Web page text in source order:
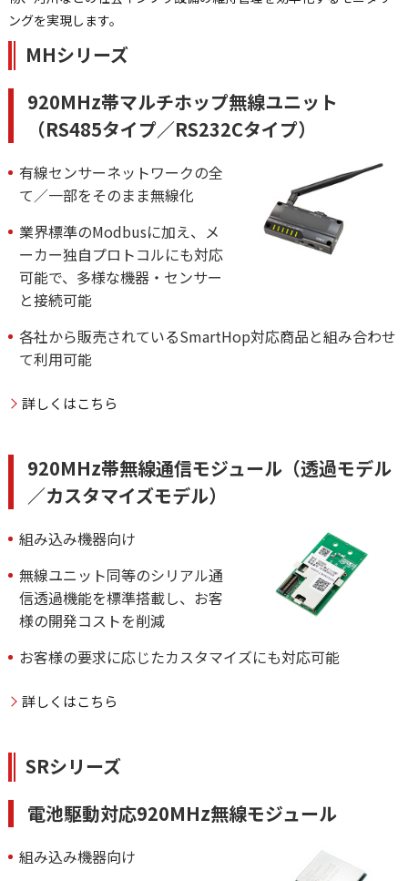
ングを実現します。
MHシリーズ
920MHz帯マルチホップ無線ユニット
（RS485タイプ／RS232Cタイプ）
有線センサーネットワークの全
て／一部をそのまま無線化
業界標準のModbusに加え、メ
ーカー独自プロトコルにも対応
可能で、多様な機器・センサー
と接続可能
各社から販売されているSmartHop対応商品と組み合わせ
て利用可能
詳しくはこちら
920MHz帯無線通信モジュール（透過モデル
／カスタマイズモデル）
組み込み機器向け
無線ユニット同等のシリアル通
信透過機能を標準搭載し、お客
様の開発コストを削減
お客様の要求に応じたカスタマイズにも対応可能
詳しくはこちら
SRシリーズ
電池駆動対応920MHz無線モジュール
組み込み機器向け